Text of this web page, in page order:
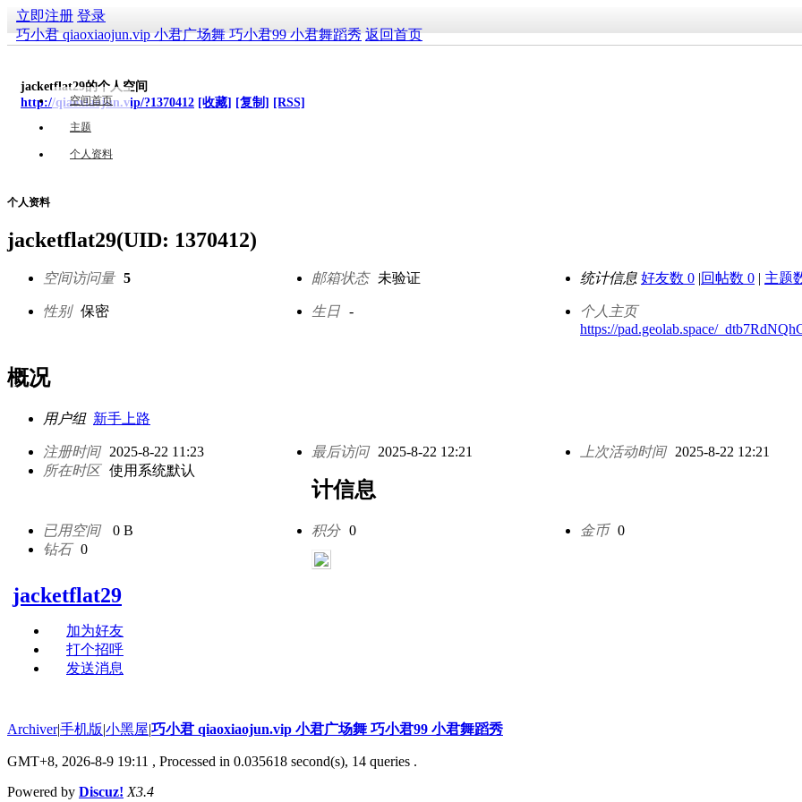
立即注册 登录
巧小君 qiaoxiaojun.vip 小君广场舞 巧小君99 小君舞蹈秀 返回首页
jacketflat29的个人空间
http://qiaoxiaojun.vip/?1370412 [收藏] [复制] [RSS]
空间首页
主题
个人资料
个人资料
jacketflat29(UID: 1370412)
空间访问量 5 邮箱状态 未验证 统计信息 好友数 0 |回帖数 0 | 主题
性别 保密 生日 -
个人主页
https://pad.geolab.space/
概况
用户组 新手上路
注册时间 2025-8-22 11:23 最后访问 2025-8-22 12:21 上次活动时间
2025-8-22 12:21
所在时区 使用系统默认
计信息
已用空间 0 B 积分 0 金币 0
钻石 0
jacketflat29
加为好友
打个招呼
发送消息
Archiver|手机版|小黑屋|巧小君 qiaoxiaojun.vip 小君广场舞 巧小君99 小君舞蹈秀
GMT+8, 2026-8-9 19:11 , Processed in 0.035618 second(s), 14 queries .
Powered by Discuz! X3.4